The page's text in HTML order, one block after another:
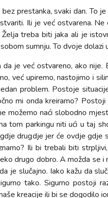
prestanka, svaki dan. To
Ili je već ostvarena.
Želja treba biti jaka ali je
sumnju. To dvoje dolazi
da je već ostvareno, ako
već upiremo, nastojimo i
problem. Postoje
mi onda kreiramo?
možemo naći slobodno
tom parkingu niti ući u taj
drugdje jer će ovdje gdje
Ili bi trebali biti
drugo dobro. A možda se
je slučajno. Iako kažu da
tako. Sigurno postoji
kreacije ili bi se dogodilo